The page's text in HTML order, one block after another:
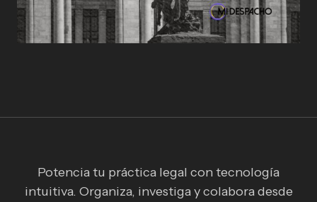
Potencia tu práctica legal con tecnología
intuitiva. Organiza, investiga y colabora desde